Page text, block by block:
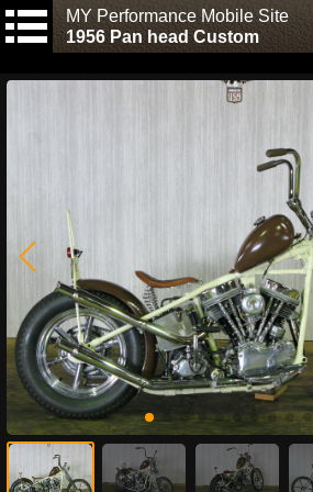
MY Performance Mobile Site
1956 Pan head Custom